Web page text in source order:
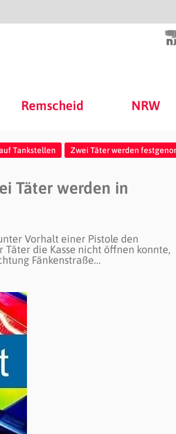
Remscheid NRW
Tankstellen Zwei Täter werden
Täter werden in
Vorhalt einer Pistole den
die Kasse nicht öffnen konnte,
Fänkenstraße...